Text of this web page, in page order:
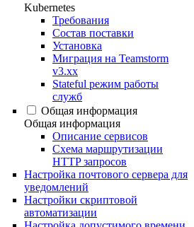
Kubernetes
Требования
Состав поставки
Установка
Миграция на Teamstorm
v3.xx
Stateful режим работы
служб
Общая информация
Общая информация
Описание сервисов
Схема маршрутизации
HTTP запросов
Настройка почтового сервера для
уведомлений
Настройки скриптовой
автоматизации